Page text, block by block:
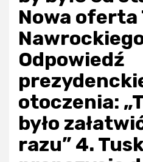
Nowa oferta
Odpowiedź
otoczenia:
było
razu” 4.